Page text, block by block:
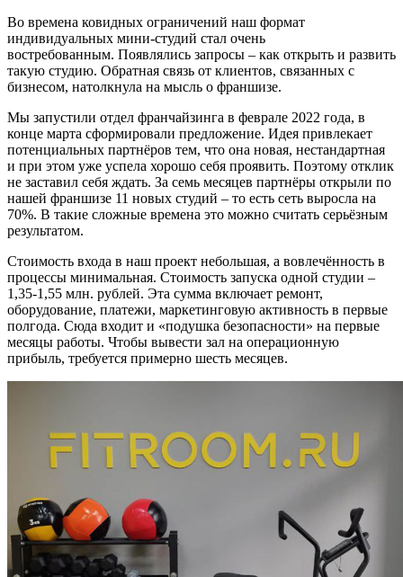
Во времена ковидных ограничений наш формат
индивидуальных мини-студий стал очень
востребованным. Появлялись запросы – как открыть и развить
такую студию. Обратная связь от клиентов, связанных с
бизнесом, натолкнула на мысль о франшизе.
Мы запустили отдел франчайзинга в феврале 2022 года, в
конце марта сформировали предложение. Идея привлекает
потенциальных партнёров тем, что она новая, нестандартная
и при этом уже успела хорошо себя проявить. Поэтому отклик
не заставил себя ждать. За семь месяцев партнёры открыли по
нашей франшизе 11 новых студий – то есть сеть выросла на
70%. В такие сложные времена это можно считать серьёзным
результатом.
Стоимость входа в наш проект небольшая, а вовлечённость в
процессы минимальная. Стоимость запуска одной студии –
1,35-1,55 млн. рублей. Эта сумма включает ремонт,
оборудование, платежи, маркетинговую активность в первые
полгода. Сюда входит и «подушка безопасности» на первые
месяцы работы. Чтобы вывести зал на операционную
прибыль, требуется примерно шесть месяцев.